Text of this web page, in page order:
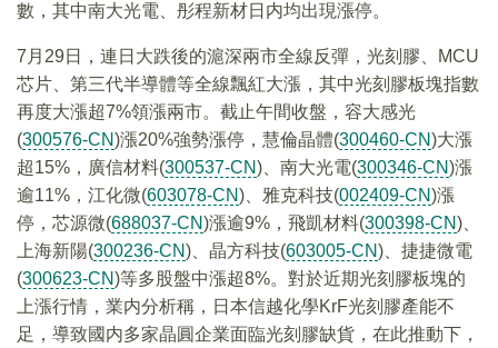
數，其中南大光電、彤程新材日内均出現漲停。
7月29日，連日大跌後的滬深兩市全線反彈，光刻膠、MCU
芯片、第三代半導體等全線飄紅大漲，其中光刻膠板塊指數
再度大漲超7%領漲兩市。截止午間收盤，容大感光
(300576-CN)漲20%強勢漲停，慧倫晶體(300460-CN)大漲
超15%，廣信材料(300537-CN)、南大光電(300346-CN)漲
逾11%，江化微(603078-CN)、雅克科技(002409-CN)漲
停，芯源微(688037-CN)漲逾9%，飛凱材料(300398-CN)、
上海新陽(300236-CN)、晶方科技(603005-CN)、捷捷微電
(300623-CN)等多股盤中漲超8%。對於近期光刻膠板塊的
上漲行情，業内分析稱，日本信越化學KrF光刻膠產能不
足，導致國内多家晶圓企業面臨光刻膠缺貨，在此推動下，